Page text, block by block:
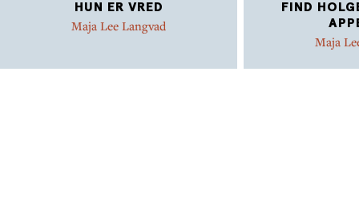
HUN ER VRED
Maja Lee Langvad
FIND
Maja